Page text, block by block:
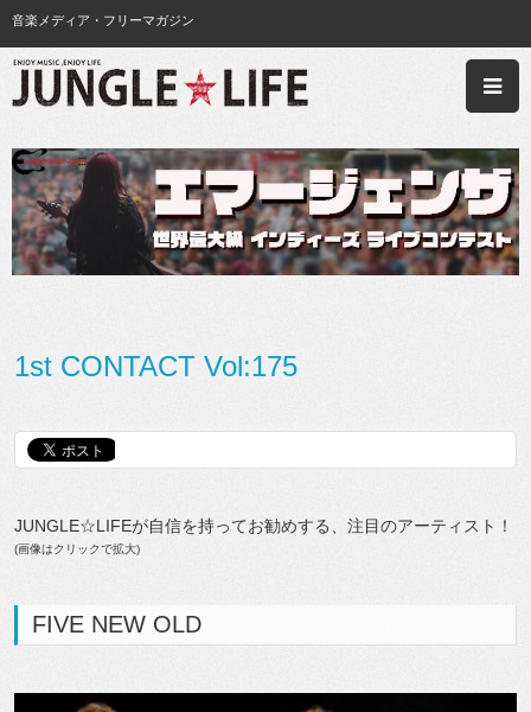
音楽メディア・フリーマガジン
1st CONTACT Vol:175
JUNGLE☆LIFEが自信を持ってお勧めする、注目のアーティスト！
(画像はクリックで拡大)
FIVE NEW OLD